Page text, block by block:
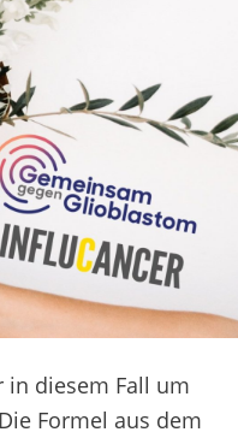
in diesem Fall um
Formel aus dem